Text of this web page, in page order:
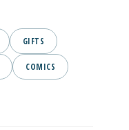
GIFTS
COMICS